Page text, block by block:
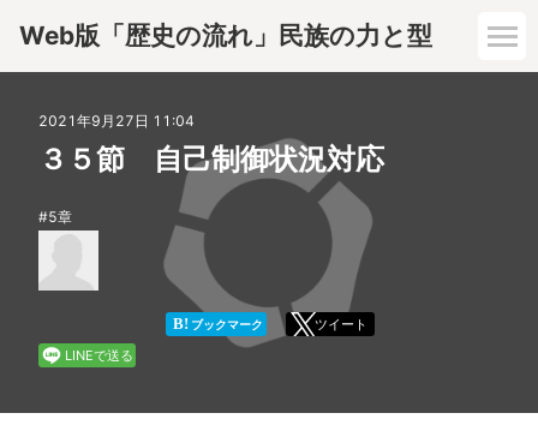
Web版「歴史の流れ」民族の力と型
2章
4章
2021年9月27日 11:04
３５節 自己制御状況対応
5章
B! ブックマーク
ツイート
LINEで送る